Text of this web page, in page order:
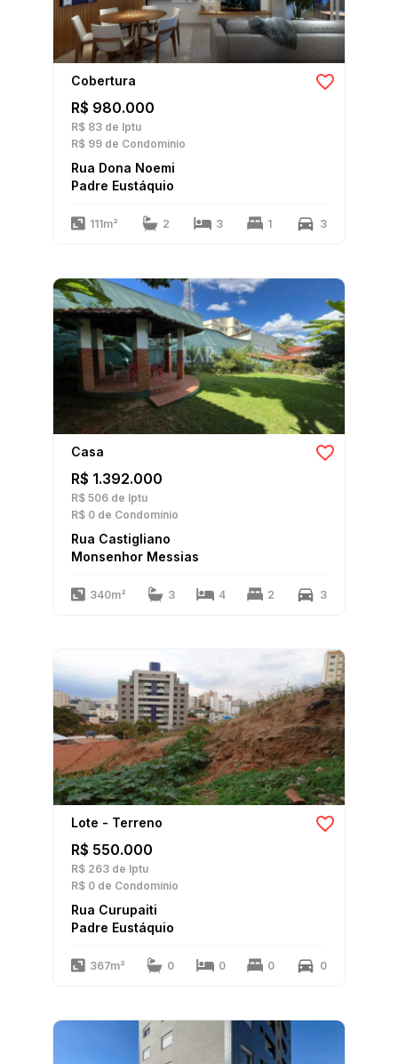
Cobertura
R$ 980.000
R$ 83 de Iptu
R$ 99 de Condomínio
Rua Dona Noemi
Padre Eustáquio
111m² 2 3 1 3
Casa
R$ 1.392.000
R$ 506 de Iptu
R$ 0 de Condomínio
Rua Castigliano
Monsenhor Messias
340m² 3 4 2 3
Lote - Terreno
R$ 550.000
R$ 263 de Iptu
R$ 0 de Condomínio
Rua Curupaiti
Padre Eustáquio
367m² 0 0 0 0